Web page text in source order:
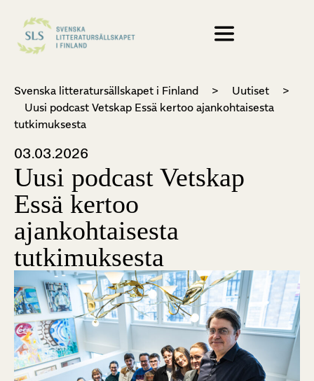
Svenska litteratursällskapet i Finland > Uutiset
>
Uusi podcast Vetskap Essä kertoo ajankohtaisesta
tutkimuksesta
03.03.2026
Uusi podcast Vetskap
Essä kertoo
ajankohtaisesta
tutkimuksesta